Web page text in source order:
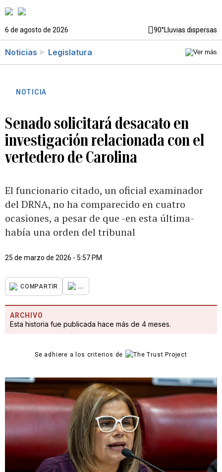
6 de agosto de 2026 90°Lluvias dispersas
Noticias Legislatura
NOTICIA
Senado solicitará desacato en
investigación relacionada con el
vertedero de Carolina
El funcionario citado, un oficial examinador
del DRNA, no ha comparecido en cuatro
ocasiones, a pesar de que -en esta última-
había una orden del tribunal
25 de marzo de 2026 - 5:57 PM
COMPARTIR ...
ARCHIVO
Esta historia fue publicada hace más de 4 meses.
Se adhiere a los criterios de